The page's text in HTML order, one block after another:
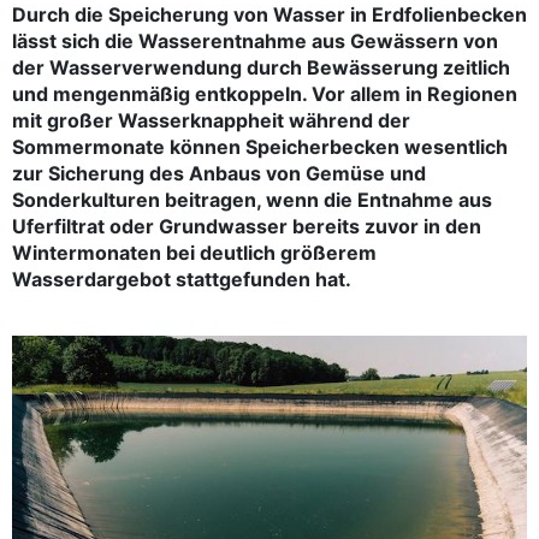
Durch die Speicherung von Wasser in Erdfolienbecken
lässt sich die Wasserentnahme aus Gewässern von
der Wasserverwendung durch Bewässerung zeitlich
und mengenmäßig entkoppeln. Vor allem in Regionen
mit großer Wasserknappheit während der
Sommermonate können Speicherbecken wesentlich
zur Sicherung des Anbaus von Gemüse und
Sonderkulturen beitragen, wenn die Entnahme aus
Uferfiltrat oder Grundwasser bereits zuvor in den
Wintermonaten bei deutlich größerem
Wasserdargebot stattgefunden hat.